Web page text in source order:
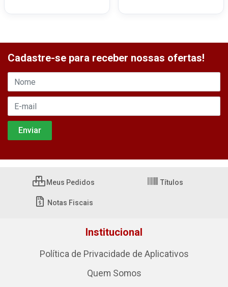
Cadastre-se para receber nossas ofertas!
Meus Pedidos Títulos
Notas Fiscais
Institucional
Política de Privacidade de Aplicativos
Quem Somos